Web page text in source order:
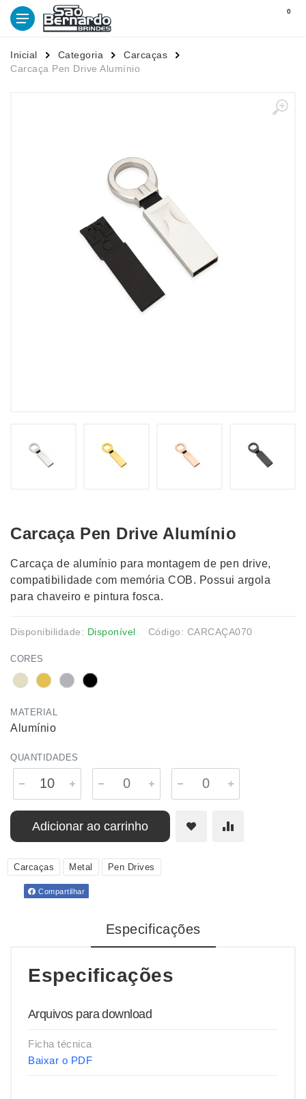
0
Inicial Categoria
Carcaças
Carcaça Pen Drive Alumínio
Carcaça Pen Drive Alumínio
Carcaça de alumínio para montagem de pen drive,
compatibilidade com memória COB. Possui argola
para chaveiro e pintura fosca.
Disponibilidade: Disponível Código: CARCAÇA070
CORES
MATERIAL
Alumínio
QUANTIDADES
Adicionar ao carrinho
Carcaças Metal Pen Drives
Compartilhar
Especificações
Especificações
Arquivos para download
Ficha técnica
Baixar o PDF